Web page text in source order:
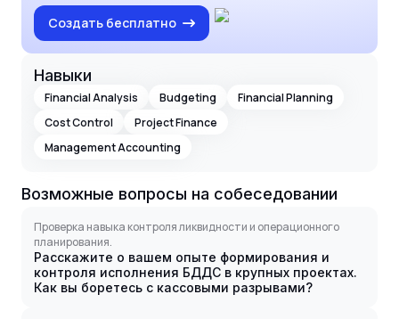
Создать бесплатно
Навыки
Financial Analysis Budgeting
Financial Planning
Cost Control
Project Finance
Management Accounting
Возможные вопросы на собеседовании
Проверка навыка контроля ликвидности и операционного
планирования.
Расскажите о вашем опыте формирования и
контроля исполнения БДДС в крупных проектах.
Как вы боретесь с кассовыми разрывами?